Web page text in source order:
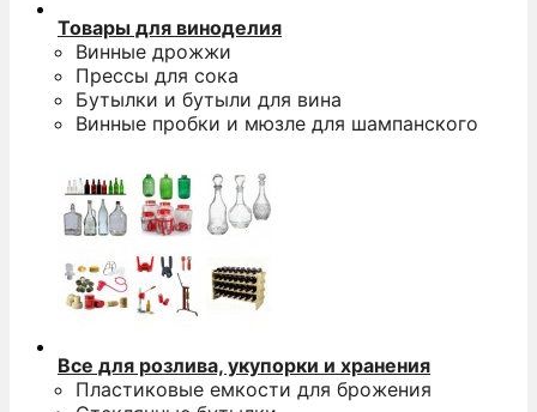
Товары для виноделия
Винные дрожжи
Прессы для сока
Бутылки и бутыли для вина
Винные пробки и мюзле для шампанского
Все для розлива, укупорки и хранения
Пластиковые емкости для брожения